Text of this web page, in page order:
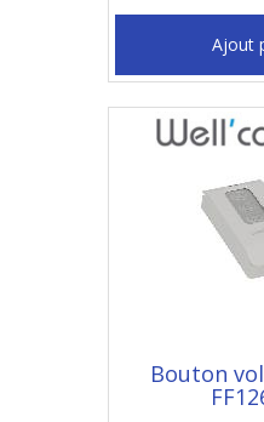
Ajout
Bouton